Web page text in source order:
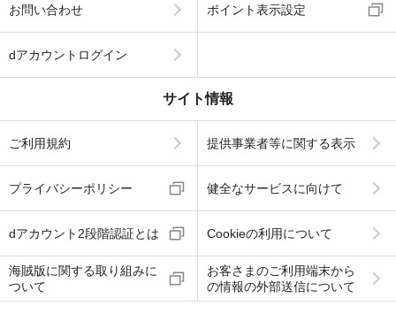
お問い合わせ ポイント表示設定
dアカウントログイン
サイト情報
ご利用規約 提供事業者等に関する表示
プライバシーポリシー 健全なサービスに向けて
dアカウント2段階認証とは Cookieの利用について
海賊版に関する取り組みに
ついて
お客さまのご利用端末から
の情報の外部送信について